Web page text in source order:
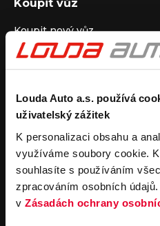
Louda Auto a.s. používá
uživatelský zážitek
K personalizaci obsahu a
využíváme soubory cookie.
souhlasíte s používáním
zpracováním osobních
v Zásadách ochrany
Koupit vůz
Koupit nový vůz
Koupit ojetý vůz
Koupit užitkový vůz
Pronájem
Carsharing
Autopůjčovna
Operativní leasing
Servisní služby